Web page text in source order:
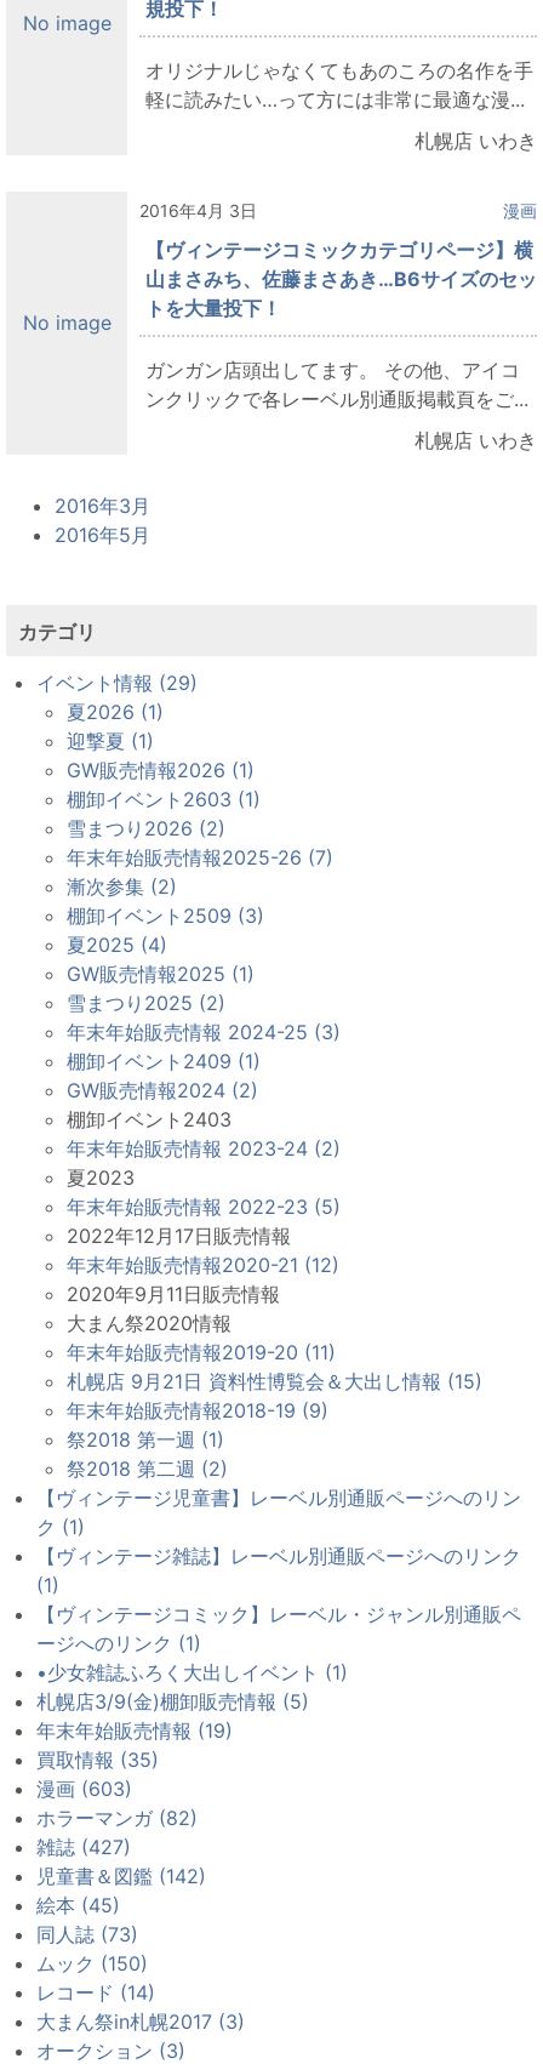
No image
規投下！
オリジナルじゃなくてもあのころの名作を手
軽に読みたい…って方には非常に最適な漫...
札幌店 いわき
No image
2016年4月 3日 漫画
【ヴィンテージコミックカテゴリページ】横
山まさみち、佐藤まさあき…B6サイズのセッ
トを大量投下！
ガンガン店頭出してます。 その他、アイコ
ンクリックで各レーベル別通販掲載頁をご...
札幌店 いわき
2016年3月
2016年5月
カテゴリ
イベント情報 (29)
夏2026 (1)
迎撃夏 (1)
GW販売情報2026 (1)
棚卸イベント2603 (1)
雪まつり2026 (2)
年末年始販売情報2025-26 (7)
漸次参集 (2)
棚卸イベント2509 (3)
夏2025 (4)
GW販売情報2025 (1)
雪まつり2025 (2)
年末年始販売情報 2024-25 (3)
棚卸イベント2409 (1)
GW販売情報2024 (2)
棚卸イベント2403
年末年始販売情報 2023-24 (2)
夏2023
年末年始販売情報 2022-23 (5)
2022年12月17日販売情報
年末年始販売情報2020-21 (12)
2020年9月11日販売情報
大まん祭2020情報
年末年始販売情報2019-20 (11)
札幌店 9月21日 資料性博覧会＆大出し情報 (15)
年末年始販売情報2018-19 (9)
祭2018 第一週 (1)
祭2018 第二週 (2)
【ヴィンテージ児童書】レーベル別通販ページへのリン
ク (1)
【ヴィンテージ雑誌】レーベル別通販ページへのリンク
(1)
【ヴィンテージコミック】レーベル・ジャンル別通販ペ
ージへのリンク (1)
•少女雑誌ふろく大出しイベント (1)
札幌店3/9(金)棚卸販売情報 (5)
年末年始販売情報 (19)
買取情報 (35)
漫画 (603)
ホラーマンガ (82)
雑誌 (427)
児童書＆図鑑 (142)
絵本 (45)
同人誌 (73)
ムック (150)
レコード (14)
大まん祭in札幌2017 (3)
オークション (3)